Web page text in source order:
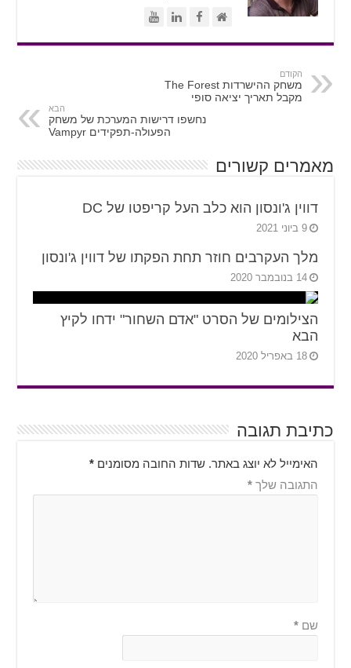
הקודם
משחק ההישרדות The Forest
מקבל תאריך יציאה סופי
נחשפו דרישות המערכת של משחק
הפעולה-תפקידים Vampyr
מאמרים קשורים
דווין ג'ונסון הוא כלב העל קריפטו של DC
מלך העקרבים חוזר תחת הפקתו של דווין ג'ונסון
14 בנובמבר 2020
הצילומים של הסרט "אדם השחור" ידחו לקיץ
הבא
18 באפריל 2020
כתיבת תגובה
האימייל לא יוצג באתר. שדות החובה מסומנים*
התגובה שלך*
שם*